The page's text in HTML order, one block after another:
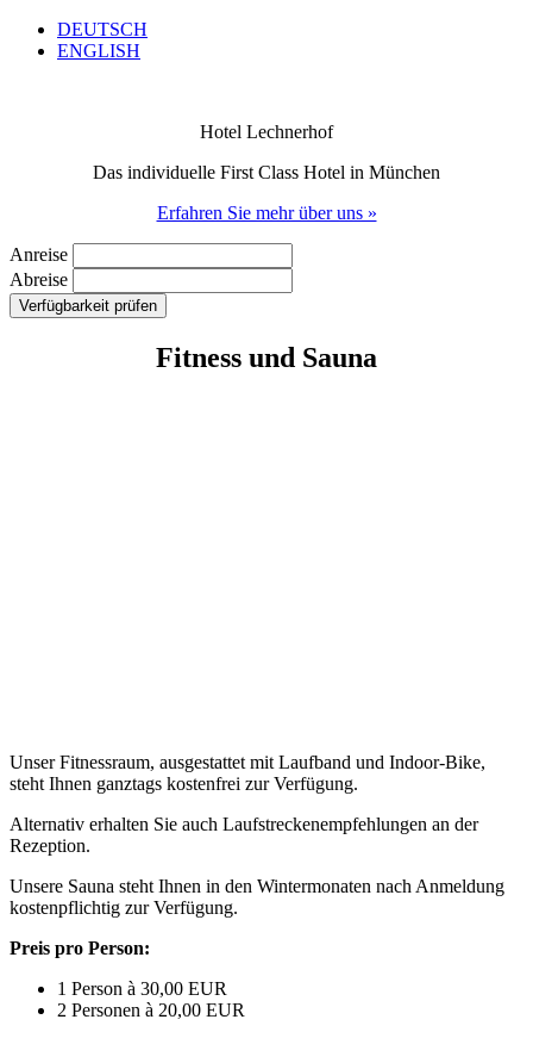
DEUTSCH
ENGLISH
Hotel Lechnerhof
Das individuelle First Class Hotel in München
Erfahren Sie mehr über uns »
Anreise
Abreise
Fitness und Sauna
Unser Fitnessraum, ausgestattet mit Laufband und Indoor-Bike,
steht Ihnen ganztags kostenfrei zur Verfügung.
Alternativ erhalten Sie auch Laufstreckenempfehlungen an der
Rezeption.
Unsere Sauna steht Ihnen in den Wintermonaten nach Anmeldung
kostenpflichtig zur Verfügung.
Preis pro Person:
1 Person à 30,00 EUR
2 Personen à 20,00 EUR